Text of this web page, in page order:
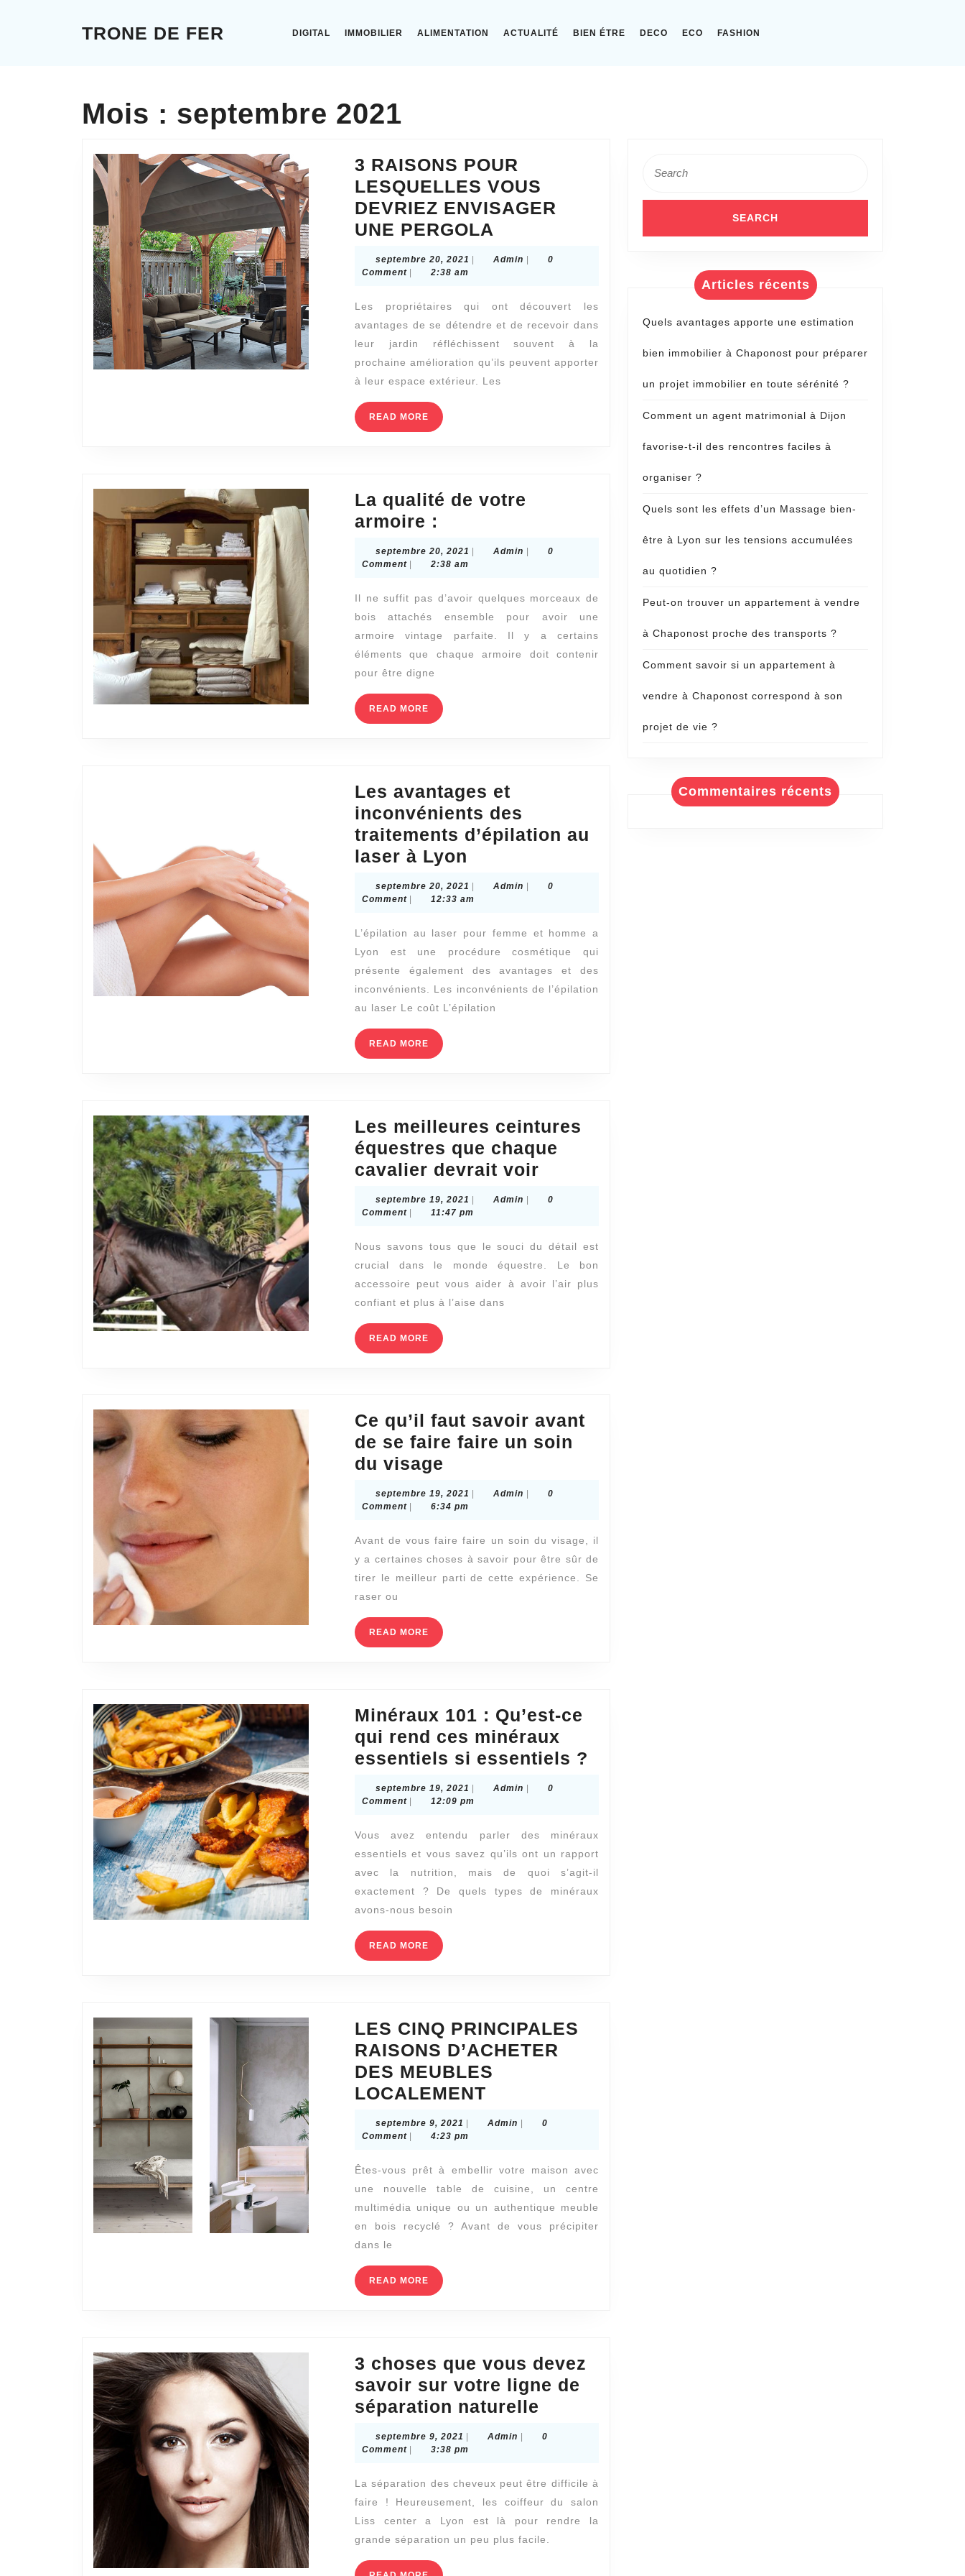
TRONE DE FER DIGITAL IMMOBILIER ALIMENTATION ACTUALITÉ BIEN ÉTRE DECO ECO FASHION
Mois : septembre 2021
3 RAISONS POUR
LESQUELLES VOUS
DEVRIEZ ENVISAGER
UNE PERGOLA
VOUS
DEVRIEZ
ENVISAGER
UNE
septembre 20, 2021 septembre
Admin Admin
0
Comment
2:38 am
Les propriétaires qui ont découvert les
avantages de se détendre et de recevoir dans
leur jardin réfléchissent souvent à la
prochaine amélioration qu’ils peuvent apporter
à leur espace extérieur. Les
READ MORE READ
MORE
La qualité de votre
armoire :
de
armoire
septembre 20, 2021 septembre
Admin Admin
0
Comment
2:38 am
Il ne suffit pas d’avoir quelques morceaux de
bois attachés ensemble pour avoir une
armoire vintage parfaite. Il y a certains
éléments que chaque armoire doit contenir
pour être digne
READ MORE READ
MORE
Les avantages et
inconvénients des
traitements d’épilation au
laser à Lyon
et
des
traitements
d’épilation
au
septembre 20, 2021 septembre
20,
| Admin Admin
|
0
Comment | 12:33 am
L’épilation au laser pour femme et homme a
Lyon est une procédure cosmétique qui
présente également des avantages et des
inconvénients. Les inconvénients de l’épilation
au laser Le coût L’épilation
READ MORE READ
MORE
Les meilleures ceintures
équestres que chaque
cavalier devrait voir
que
chaque
septembre 19, 2021 septembre
19,
| Admin Admin
|
0
Comment | 11:47 pm
Nous savons tous que le souci du détail est
crucial dans le monde équestre. Le bon
accessoire peut vous aider à avoir l’air plus
confiant et plus à l’aise dans
READ MORE READ
MORE
Ce qu’il faut savoir avant
de se faire faire un soin
du visage
faut
avant
de
visage
septembre 19, 2021 septembre
Admin Admin
0
Comment
6:34 pm
Avant de vous faire faire un soin du visage, il
y a certaines choses à savoir pour être sûr de
tirer le meilleur parti de cette expérience. Se
raser ou
READ MORE READ
MORE
Minéraux 101 : Qu’est-ce
qui rend ces minéraux
essentiels si essentiels ?
ce
qui
rend
septembre 19, 2021 septembre
19,
Admin Admin
0
Comment
12:09 pm
Vous avez entendu parler des minéraux
essentiels et vous savez qu’ils ont un rapport
avec la nutrition, mais de quoi s’agit-il
exactement ? De quels types de minéraux
avons-nous besoin
READ MORE READ
MORE
LES CINQ PRINCIPALES
RAISONS D’ACHETER
DES MEUBLES
LOCALEMENT
D’ACHETER
DES
MEUBLES
septembre 9, 2021 septembre
9,
Admin Admin
0
Comment
4:23 pm
Êtes-vous prêt à embellir votre maison avec
une nouvelle table de cuisine, un centre
multimédia unique ou un authentique meuble
en bois recyclé ? Avant de vous précipiter
dans le
READ MORE READ
MORE
3 choses que vous devez
savoir sur votre ligne de
séparation naturelle
devez
savoir
sur
septembre 9, 2021 septembre
9,
| Admin Admin
|
0
Comment | 3:38 pm
La séparation des cheveux peut être difficile à
faire ! Heureusement, les coiffeur du salon
Liss center a Lyon est là pour rendre la
grande séparation un peu plus facile.
for:
Articles récents
Quels avantages apporte une estimation
bien immobilier à Chaponost pour préparer
un projet immobilier en toute sérénité ?
Comment un agent matrimonial à Dijon
favorise-t-il des rencontres faciles à
organiser ?
Quels sont les effets d’un Massage bien-
être à Lyon sur les tensions accumulées
au quotidien ?
Peut-on trouver un appartement à vendre
à Chaponost proche des transports ?
Comment savoir si un appartement à
vendre à Chaponost correspond à son
projet de vie ?
Commentaires récents